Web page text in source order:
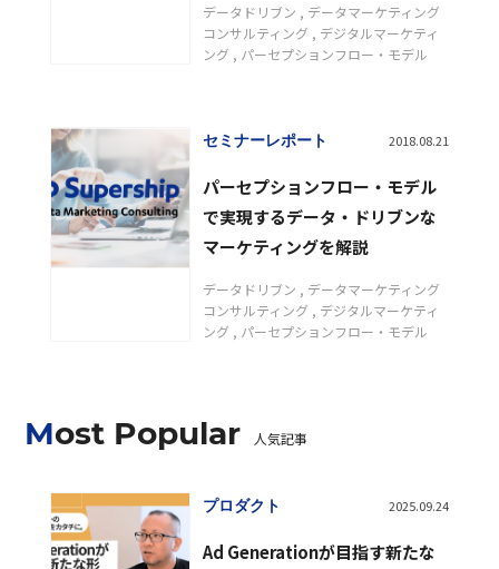
データドリブン
データマーケティング
コンサルティング
デジタルマーケティ
ング
パーセプションフロー・モデル
セミナーレポート 2018.08.21
パーセプションフロー・モデル
で実現するデータ・ドリブンな
マーケティングを解説
データドリブン
データマーケティング
コンサルティング
デジタルマーケティ
ング
パーセプションフロー・モデル
Most Popular 人気記事
プロダクト 2025.09.24
Ad Generationが目指す新たな